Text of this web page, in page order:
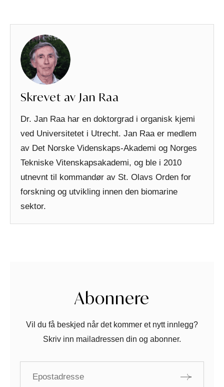
Skrevet av Jan Raa
Dr. Jan Raa har en doktorgrad i organisk kjemi
ved Universitetet i Utrecht. Jan Raa er medlem
av Det Norske Videnskaps-Akademi og Norges
Tekniske Vitenskapsakademi, og ble i 2010
utnevnt til kommandør av St. Olavs Orden for
forskning og utvikling innen den biomarine
sektor.
Abonnere
Vil du få beskjed når det kommer et nytt innlegg?
Skriv inn mailadressen din og abonner.